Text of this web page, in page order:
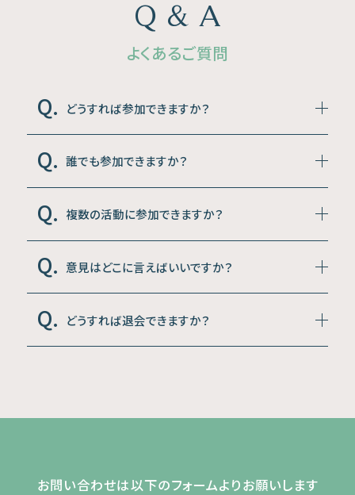
Q & A
よくあるご質問
どうすれば参加できますか？
誰でも参加できますか？
複数の活動に参加できますか？
意見はどこに言えばいいですか？
どうすれば退会できますか？
お問い合わせは以下のフォームよりお願いします